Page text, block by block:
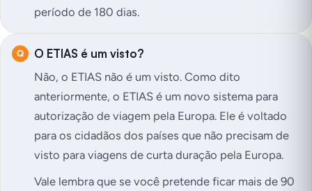
período de 180 dias.
O ETIAS é um visto?
Não, o ETIAS não é um visto. Como dito
anteriormente, o ETIAS é um novo sistema para
autorização de viagem pela Europa. Ele é voltado
para os cidadãos dos países que não precisam de
visto para viagens de curta duração pela Europa.
Vale lembra que se você pretende ficar mais de 90